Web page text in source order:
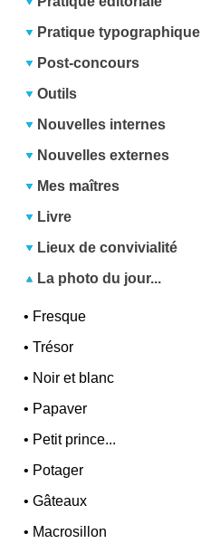
Pratique typographique
Post-concours
Outils
Nouvelles internes
Nouvelles externes
Mes maîtres
Livre
Lieux de convivialité
La photo du jour...
• Fresque
•Trésor
• Noir et blanc
• Papaver
• Petit prince...
• Potager
•Gâteaux
• Macrosillon